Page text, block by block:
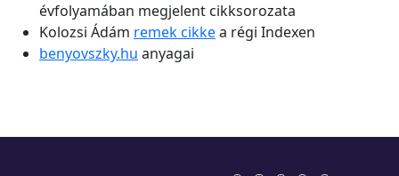
évfolyamában megjelent cikksorozata
Kolozsi Ádám remek cikkea régi Indexen
benyovszky.hu anyagai